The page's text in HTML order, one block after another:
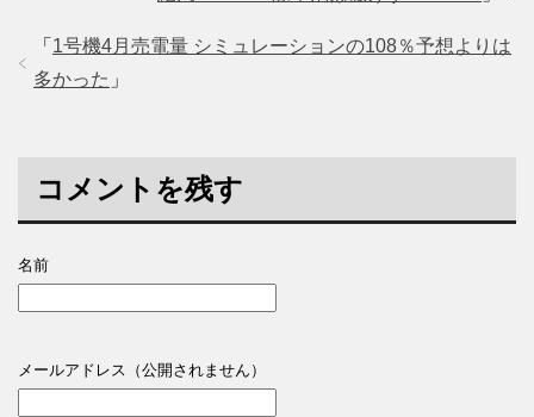
「 1号機4月売電量 シミュレーションの108％予想よりは
多かった 」
コメントを残す
名前
メールアドレス（公開されません）